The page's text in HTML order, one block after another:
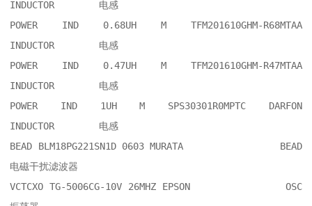
INDUCTOR  	电感
POWER IND 0.68UH M TFM201610GHM-R68MTAA
INDUCTOR  	电感
POWER IND 0.47UH M TFM201610GHM-R47MTAA
INDUCTOR  	电感
POWER IND 1UH M SPS30301R0MPTC DARFON
INDUCTOR  	电感
BEAD BLM18PG221SN1D 0603 MURATA         	BEAD
电磁干扰滤波器
VCTCXO TG-5006CG-10V 26MHZ EPSON        	OSC